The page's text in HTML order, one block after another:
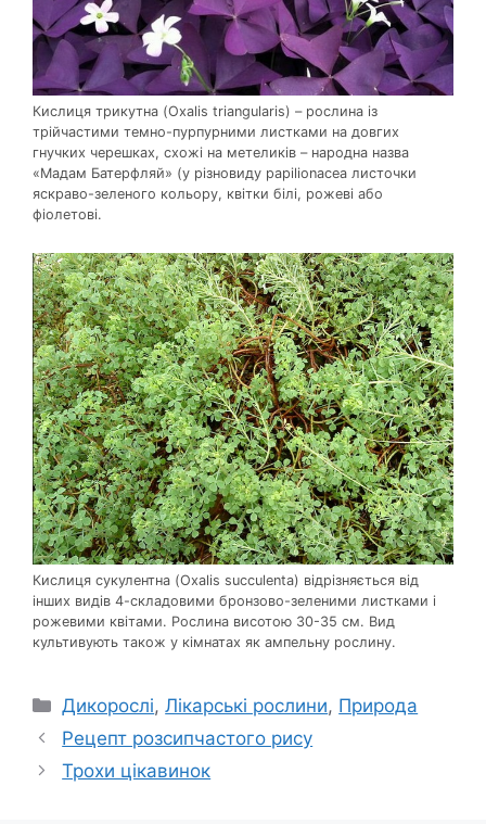
Кислиця трикутна (Oxalis triangularis) – рослина із
трійчастими темно-пурпурними листками на довгих
гнучких черешках, схожі на метеликів – народна назва
«Мадам Батерфляй» (у різновиду papilionacea листочки
яскраво-зеленого кольору, квітки білі, рожеві або
фіолетові.
Кислиця сукулентна (Oxalis succulenta) відрізняється від
інших видів 4-складовими бронзово-зеленими листками і
рожевими квітами. Рослина висотою 30-35 см. Вид
культивують також у кімнатах як ампельну рослину.
Категорії
Дикорослі,Лікарські рослини, Природа
Рецепт розсипчастого рису
Трохи цікавинок